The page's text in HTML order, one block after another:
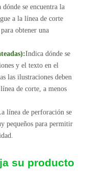
dónde se encuentra la
a la línea de corte
obtener una
Indica dónde se
y el texto en el
las ilustraciones deben
de corte, a menos
línea de perforación se
pequeños para permitir
su producto